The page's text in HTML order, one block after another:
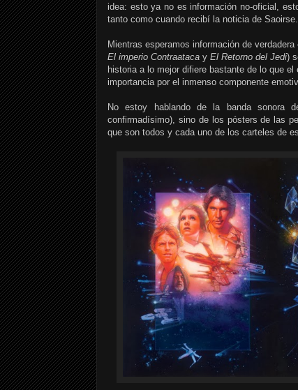
idea: esto ya no es información no-oficial,
tanto como cuando recibí la noticia de
Mientras esperamos información de
El imperio Contraataca y El Retorno del Jedi)
historia a lo mejor difiere bastante de lo que
importancia por el inmenso componente
No estoy hablando de la banda sonora
confirmadísimo), sino de los pósters de las
que son todos y cada uno de los carteles de